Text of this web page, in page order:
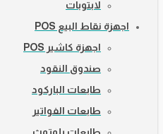
لابتوبات
اجهزة نقاط البيع POS
اجهزة كاشير POS
صندوق النقود
طابعات الباركود
طابعات الفواتير